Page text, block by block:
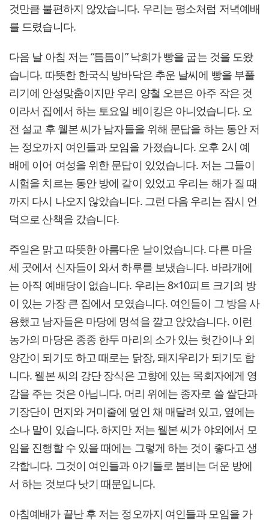
것만큼 불편하지 않았습니다. 우리는 평소처럼 저녁예배
를 드렸습니다.
다음 날 아침 저는 “틈틈이” 낙희가 빵을 굽는 것을 도왔
습니다. 따뜻한 한국식 방바닥은 추운 날씨에 빵을 부풀
리기에 안성맞춤이지만 우리 양철 오븐은 아주 작은 것
이라서 집에서 하는 토요일 베이킹은 아니었습니다. 오
전 설교 후 웰본 씨가 남자들을 위해 문답을 하는 동안 저
는 정오까지 여인들과 모임을 가졌습니다. 오후 2시 예
배에 이어 여성을 위한 문답이 있었습니다. 저는 그들이
시험을 치르는 동안 방에 같이 있었고 우리는 해가 질 때
까지 다시 나오지 않았습니다. 그런 다음 우리는 잠시 언
덕으로 산책을 갔습니다.
주일은 맑고 따뜻한 아름다운 날이었습니다. 다른 마을
세 곳에서 신자들이 와서 하루를 보냈습니다. 바라개에
는 아직 예배당이 없습니다. 우리는 8×10피트 크기의 방
이 있는 가장 큰 집에서 모였습니다. 여인들이 그 방을 사
용했고 남자들은 마당에 멍석을 깔고 앉았습니다. 이런
농가의 마당은 종종 한두 마리의 소가 있는 헛간이나 외
양간이 되기도 하고 때로는 닭장, 돼지우리가 되기도 합
니다. 웰본 씨의 강단 장식은 고향에 있는 목회자에게 영
감을 주는 것은 아닙니다. 머리 위에는 종자로 쓸 쌀단과
기장단이 먼지와 거미줄에 덮인 채 매달려 있고, 옆에는
소나 말이 있습니다. 하지만 저는 웰본 씨가 야외에서 모
임을 진행할 수 있을 때에는 그렇게 하는 것이 좋다고 생
각합니다. 그것이 여인들과 아기들로 붐비는 더운 방에
서 하는 것보다 낫기 때문입니다.
아침예배가 끝난 후 저는 정오까지 여인들과 모임을 가